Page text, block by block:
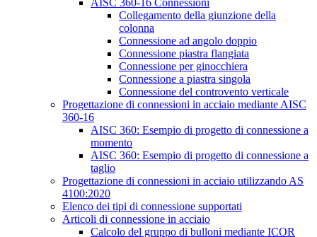
AISC 360-16 Connessioni
Collegamento della giunzione della
colonna
Connessione ad angolo doppio
Connessione piastra flangiata
Connessione per ginocchiera
Connessione a piastra singola
Connessione del controvento verticale
Progettazione di connessioni in acciaio mediante AISC
360-16
AISC 360: Esempio di progetto di connessione a
momento
AISC 360: Esempio di progetto di connessione a
taglio
Progettazione di connessioni in acciaio utilizzando AS
4100:2020
Elenco dei tipi di connessione supportati
Articoli di connessione in acciaio
Calcolo del gruppo di bulloni mediante ICOR